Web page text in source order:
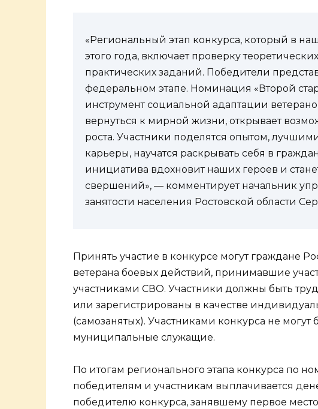
«Региональный этап конкурса, который в
этого года, включает проверку
практических заданий. Победители
федеральном этапе. Номинация «Второй
инструмент социальной адаптации
вернуться к мирной жизни, открывает
роста. Участники поделятся опытом,
карьеры, научатся раскрывать себя в
инициатива вдохновит наших героев и
свершений», — комментирует начальник
занятости населения Ростовской области
Принять участие в конкурсе могут граждане
ветерана боевых действий, принимавшие
участниками СВО. Участники должны быть
или зарегистрированы в качестве
(самозанятых). Участниками конкурса не могут
муниципальные служащие.
По итогам регионального этапа конкурса по
победителям и участникам выплачивается
победителю конкурса, занявшему первое